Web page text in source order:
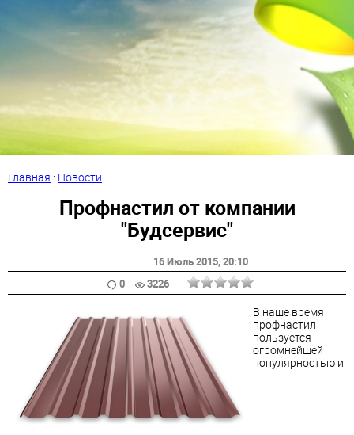
Главная : Новости
Профнастил от компании
"Будсервис"
16 Июль 2015, 20:10
0
3226
В наше время
профнастил
пользуется
огромнейшей
популярностью и